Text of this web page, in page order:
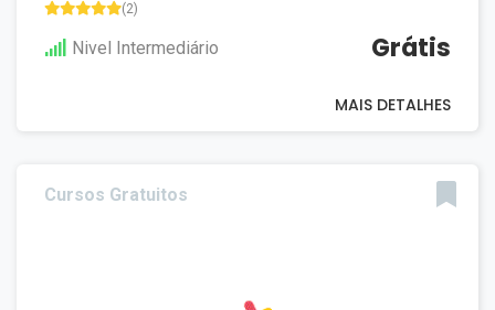
(2)
Nivel Intermediário Grátis
MAIS DETALHES
Cursos Gratuitos